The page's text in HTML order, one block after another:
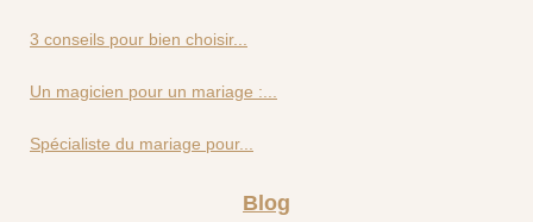
3 conseils pour bien choisir...
Un magicien pour un mariage :...
Spécialiste du mariage pour...
Blog